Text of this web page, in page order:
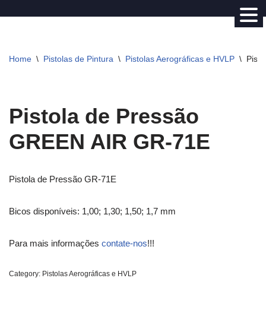
o
Home \ Pistolas de Pintura \ Pistolas Aerográficas e HVLP \
Pistola de Pressão
GREEN AIR GR-71E
Pistola de Pressão GR-71E
Bicos disponíveis: 1,00; 1,30; 1,50; 1,7 mm
Para mais informações contate-nos!!!
Category: Pistolas Aerográficas e HVLP